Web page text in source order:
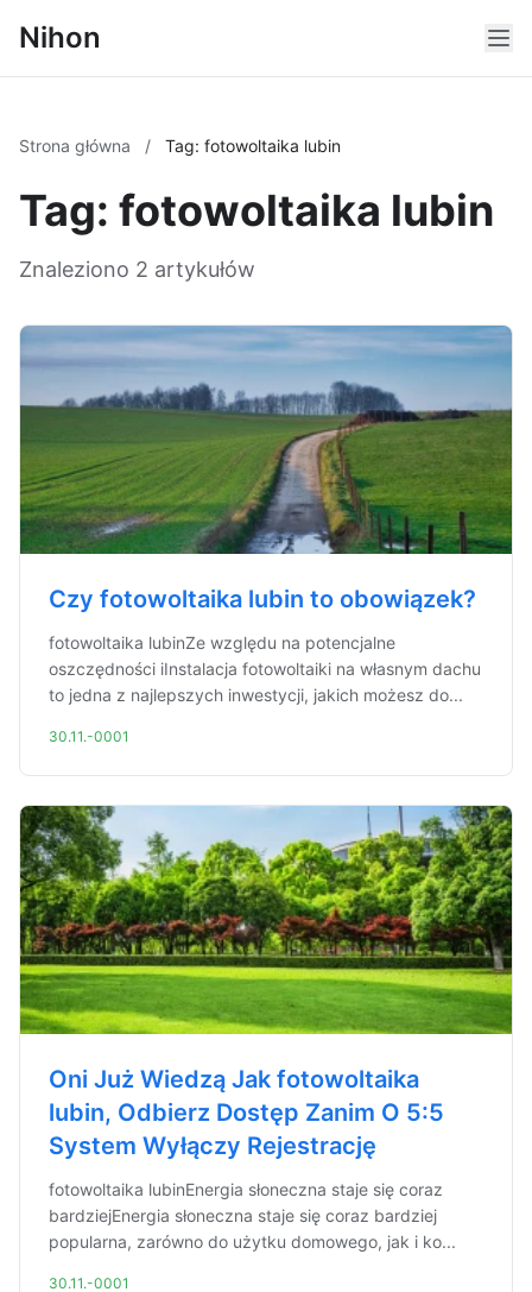
Nihon
Strona główna / Tag: fotowoltaika lubin
Tag: fotowoltaika lubin
Znaleziono 2 artykułów
Czy fotowoltaika lubin to obowiązek?
fotowoltaika lubinZe względu na potencjalne
oszczędności iInstalacja fotowoltaiki na własnym dachu
to jedna z najlepszych inwestycji, jakich możesz do...
30.11.-0001
Oni Już Wiedzą Jak fotowoltaika
lubin, Odbierz Dostęp Zanim O 5:5
System Wyłączy Rejestrację
fotowoltaika lubinEnergia słoneczna staje się coraz
bardziejEnergia słoneczna staje się coraz bardziej
popularna, zarówno do użytku domowego, jak i ko...
30.11.-0001